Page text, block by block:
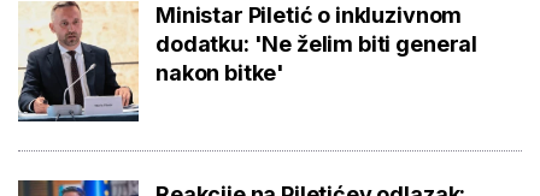
Ministar Piletić o inkluzivnom
dodatku: 'Ne želim biti general
nakon bitke'